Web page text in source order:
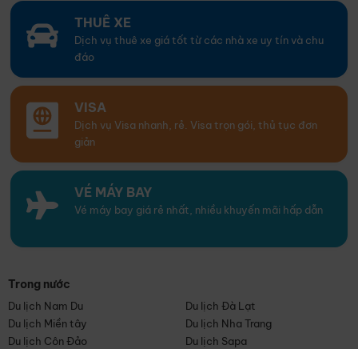
THUÊ XE
Dịch vụ thuê xe giá tốt từ các nhà xe uy tín và chu
đáo
VISA
Dịch vụ Visa nhanh, rẻ. Visa trọn gói, thủ tục đơn
giản
VÉ MÁY BAY
Vé máy bay giá rẻ nhất, nhiều khuyến mãi hấp dẫn
Trong nước
Du lịch Nam Du
Du lịch Đà Lạt
Du lịch Miền tây
Du lịch Nha Trang
Du lịch Côn Đảo
Du lịch Sapa